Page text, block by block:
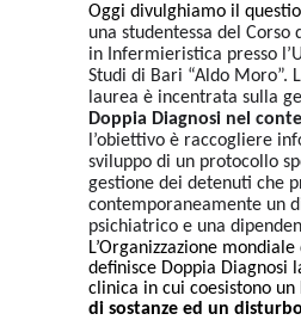
Oggi divulghiamo il
una studentessa del Corso
in Infermieristica presso
Studi di Bari “Aldo Moro”. L
laurea è incentrata sulla
Doppia Diagnosi nel
’obiettivo è raccogliere
sviluppo di un protocollo
gestione dei detenuti che
contemporaneamente un
psichiatrico e una
L’Organizzazione
definisce Doppia Diagnosi
clinica in cui coesistono un
di sostanze ed un